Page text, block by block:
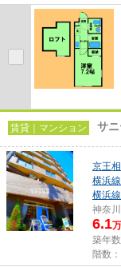
選べることが、2駅利用で
賃貸｜マンション サニ
京王
横浜線
横浜線
神奈
6.1
築年
階数